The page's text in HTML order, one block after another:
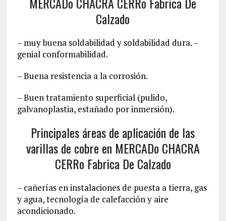
Calzado
– muy buena soldabilidad y soldabilidad dura. –
genial conformabilidad.
– Buena resistencia a la corrosión.
– Buen tratamiento superficial (pulido,
galvanoplastia, estañado por inmersión).
Principales áreas de aplicación de las
varillas de cobre en MERCADo CHACRA
CERRo Fabrica De Calzado
– cañerías en instalaciones de puesta a tierra, gas
y agua, tecnología de calefacción y aire
acondicionado.